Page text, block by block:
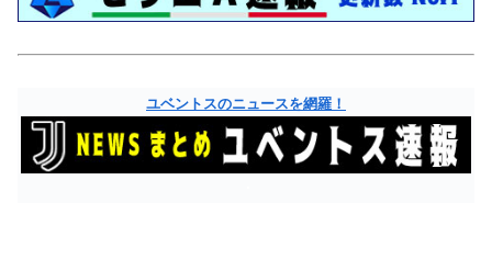
ユベントスのニュースを網羅！